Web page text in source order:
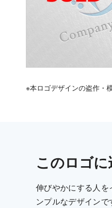
※本ロゴデザインの盗作・
このロゴに
伸びやかにする人
ンプルなデザイン